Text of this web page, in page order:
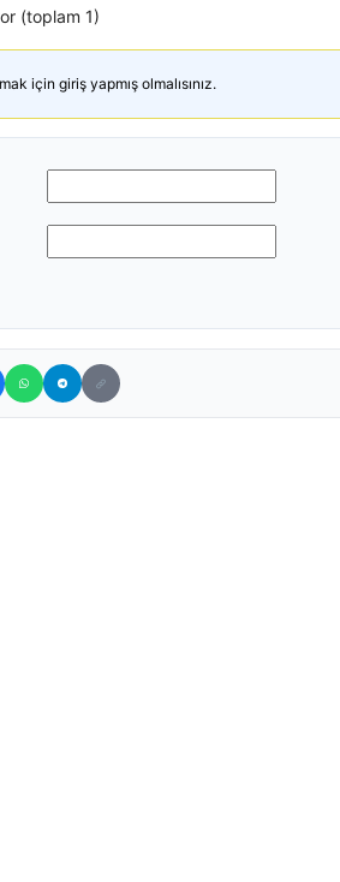
(toplam 1)
için giriş yapmış olmalısınız.